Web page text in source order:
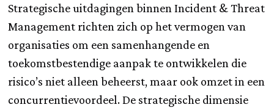
Strategische uitdagingen binnen Incident & Threat
Management richten zich op het vermogen van
organisaties om een samenhangende en
toekomstbestendige aanpak te ontwikkelen die
risico’s niet alleen beheerst, maar ook omzet in een
concurrentievoordeel. De strategische dimensie